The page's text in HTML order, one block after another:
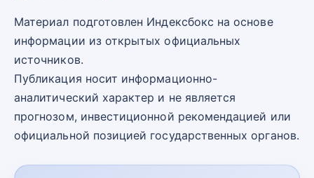
Материал подготовлен Индексбокс на основе
информации из открытых официальных
источников.
Публикация носит информационно-
аналитический характер и не является
прогнозом, инвестиционной рекомендацией или
официальной позицией государственных органов.